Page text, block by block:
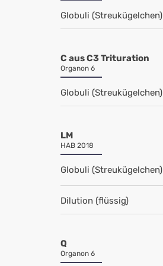
Globuli (Streukügelchen)
C aus C3 Trituration
Organon 6
Globuli (Streukügelchen)
LM
HAB 2018
Globuli (Streukügelchen)
Dilution (flüssig)
Q
Organon 6